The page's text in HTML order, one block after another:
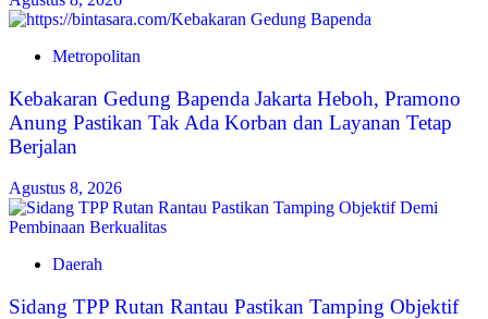
Metropolitan
Kebakaran Gedung Bapenda Jakarta Heboh, Pramono
Anung Pastikan Tak Ada Korban dan Layanan Tetap
Berjalan
Agustus 8, 2026
Daerah
Sidang TPP Rutan Rantau Pastikan Tamping Objektif